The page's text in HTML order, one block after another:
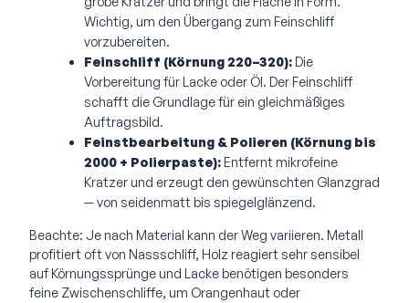
Wichtig, um den Übergang zum Feinschliff
vorzubereiten.
Feinschliff (Körnung 220–320): Die
Vorbereitung für Lacke oder Öl. Der Feinschliff
schafft die Grundlage für ein gleichmäßiges
Auftragsbild.
Feinstbearbeitung & Polieren (Körnung bis
2000 + Polierpaste): Entfernt mikrofeine
Kratzer und erzeugt den gewünschten Glanzgrad
— von seidenmatt bis spiegelglänzend.
Beachte: Je nach Material kann der Weg variieren. Metall
profitiert oft von Nassschliff, Holz reagiert sehr sensibel
auf Körnungssprünge und Lacke benötigen besonders
feine Zwischenschliffe, um Orangenhaut oder